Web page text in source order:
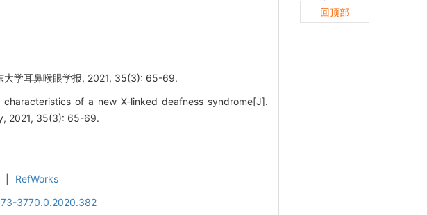
大学耳鼻喉眼学报, 2021, 35(3): 65-69.
of a new X-linked deafness syndrome[J].
2021, 35(3): 65-69.
RefWorks
3770.0.2020.382
回顶部